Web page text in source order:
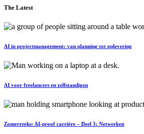
The Latest
AI in projectmanagement: van planning tot oplevering
AI voor freelancers en zelfstandigen
Zomerreeks: AI-proof carrière – Deel 3: Netwerken